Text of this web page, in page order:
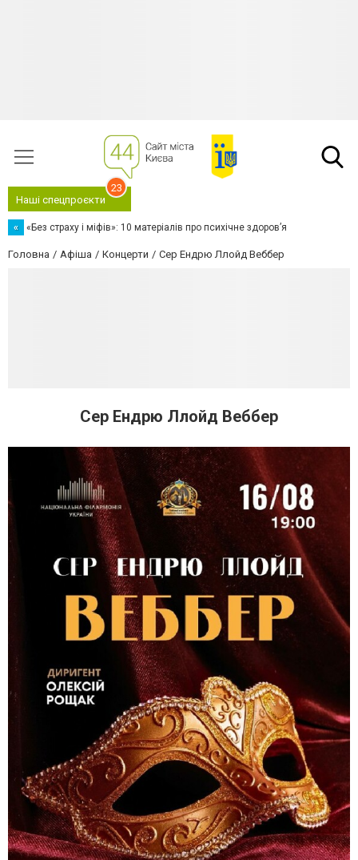
Наші спецпроєкти
23
« «Без страху і міфів»: 10 матеріалів про психічне здоров’я
Головна Афіша Концерти Сер Ендрю Ллойд Веббер
Сер Ендрю Ллойд Веббер